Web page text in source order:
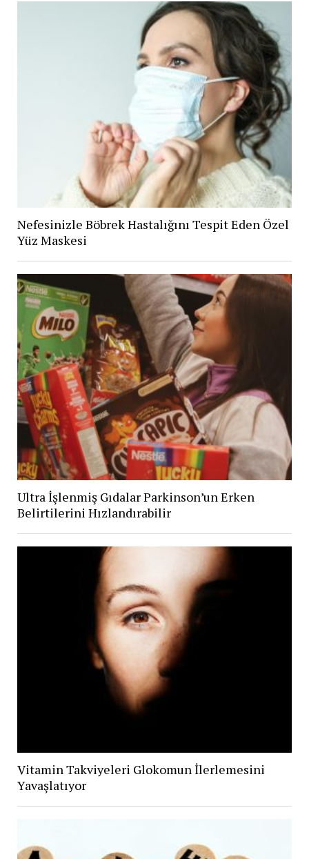
Nefesinizle Böbrek Hastalığını Tespit Eden Özel
Yüz Maskesi
Ultra İşlenmiş Gıdalar Parkinson’un Erken
Belirtilerini Hızlandırabilir
Vitamin Takviyeleri Glokomun İlerlemesini
Yavaşlatıyor